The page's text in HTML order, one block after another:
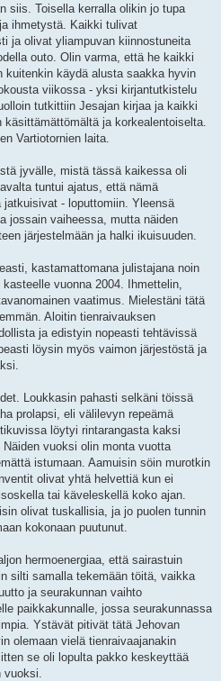
siis. Toisella kerralla olikin jo tupa
ihmetystä. Kaikki tulivat
ja olivat yliampuvan kiinnostuneita
outo. Olin varma, että he kaikki
käydä alusta saakka hyvin
viikossa - yksi kirjantutkistelu
tutkittiin Jesajan kirjaa ja kaikki
ja korkealentoiselta.
Vartiotornien laita.
jyvälle, mistä tässä kaikessa oli
tuntui ajatus, että nämä
- loputtomiin. Yleensä
jossain vaiheessa, mutta näiden
järjestelmään ja halki ikuisuuden.
kastamattomana julistajana noin
vuonna 2004. Ihmettelin,
vaatimus. Mielestäni tätä
Aloitin tienraivauksen
ja edistyin nopeasti tehtävissä
löysin myös vaimon järjestöstä ja
Loukkasin pahasti selkäni töissä
prolapsi, eli välilevyn repeämä
löytyi rintarangasta kaksi
vuoksi olin monta vuotta
istumaan. Aamuisin söin murotkin
olivat yhtä helvettiä kun ei
tai käveleskellä koko ajan.
olivat tuskallisia, ja jo puolen tunnin
kokonaan puutunut.
hermoenergiaa, että sairastuin
silti samalla tekemään töitä, vaikka
ja seurakunnan vaihto
paikkakunnalle, jossa seurakunnassa
Ystävät pitivät tätä Jehovan
olemaan vielä tienraivaajanakin
se oli lopulta pakko keskeyttää